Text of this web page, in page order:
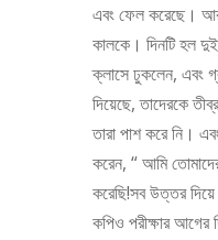
এবং ফেল করেছে। আর
কালকে। দিনটি হল দুই
ক্লাসে ঢুকলেন, এবং
দিয়েছে, তাদেরকে
তারা পাশ করে নি।
করেন, “ আমি
করেছি!সব উত্তর
কপিও পরীক্ষার আগের